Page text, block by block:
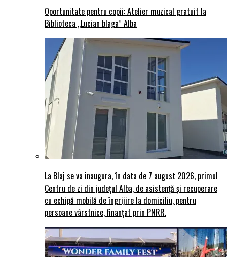
Oportunitate pentru copii: Atelier muzical gratuit la
Biblioteca „Lucian blaga” Alba
La Blaj se va inaugura, în data de 7 august 2026, primul
Centru de zi din județul Alba, de asistență și recuperare
cu echipă mobilă de îngrijire la domiciliu, pentru
persoane vârstnice, finanțat prin PNRR.